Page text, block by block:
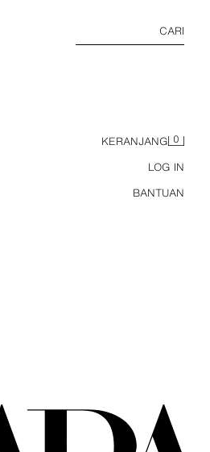
CARI
KERANJANG 0
LOG IN
BANTUAN